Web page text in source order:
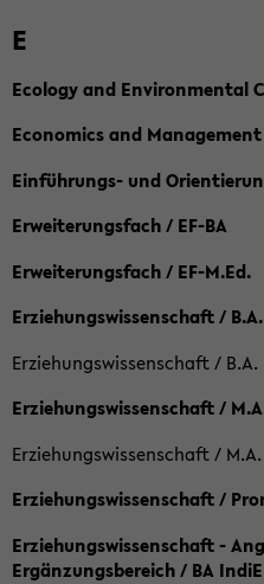
E
Ecology and Environmental
Economics and
Einführungs- und
Erweiterungsfach / EF-BA
Erweiterungsfach / EF-M.Ed.
Erziehungswissenschaft / B.A.
Erziehungswissenschaft /
Erziehungswissenschaft /
Erziehungswissenschaft /
Erziehungswissenschaft /
Erziehungswissenschaft -
Ergänzungsbereich / BA